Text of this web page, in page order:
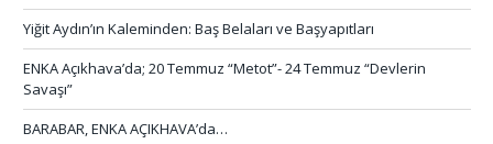
Yiğit Aydın’ın Kaleminden: Baş Belaları ve Başyapıtları
ENKA Açıkhava’da; 20 Temmuz “Metot”- 24 Temmuz “Devlerin
Savaşı”
BARABAR, ENKA AÇIKHAVA’da…